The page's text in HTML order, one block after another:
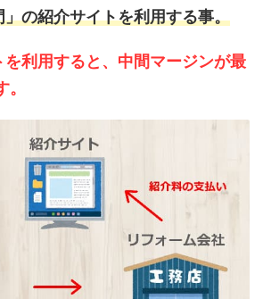
の紹介サイトを利用する事。
利用すると、中間マージンが最